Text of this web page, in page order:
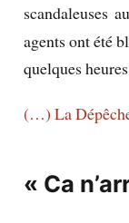
scandaleuses
agents ont été
quelques
(…) La
« Ca